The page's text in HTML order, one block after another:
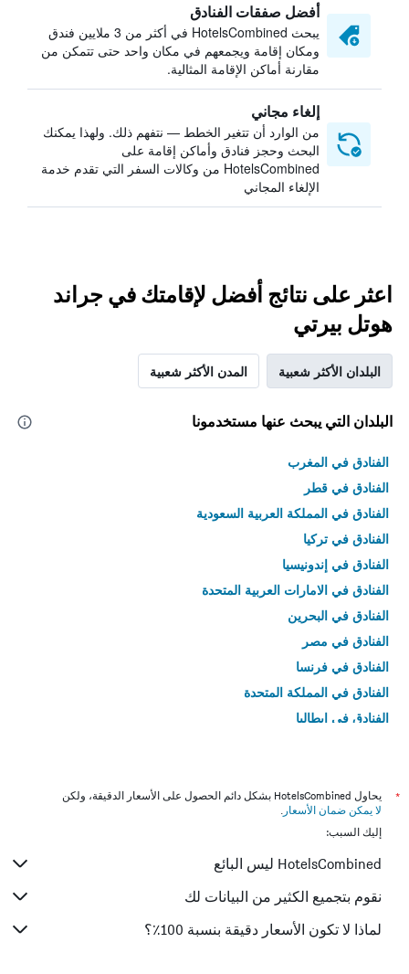
أفضل صفقات الفنادق
يبحث HotelsCombined في أكثر من 3 ملايين فندق
ومكان إقامة ويجمعهم في مكان واحد حتى تتمكن من
مقارنة أماكن الإقامة المثالية.
إلغاء مجاني
من الوارد أن تتغير الخطط — نتفهم ذلك. ولهذا يمكنك
البحث وحجز فنادق وأماكن إقامة على
HotelsCombined من وكالات السفر التي تقدم خدمة
الإلغاء المجاني
اعثر على نتائج أفضل لإقامتك في جراند
هوتل بيرتي
البلدان الأكثر شعبية المدن الأكثر شعبية
البلدان التي يبحث عنها مستخدمونا
الفنادق في المغرب
الفنادق في قطر
الفنادق في المملكة العربية السعودية
الفنادق في تركيا
الفنادق في إندونيسيا
الفنادق في الامارات العربية المتحدة
الفنادق في البحرين
الفنادق في مصر
الفنادق في فرنسا
الفنادق في المملكة المتحدة
الفنادق في إيطاليا
*
يحاول HotelsCombined بشكل دائم الحصول على الأسعار الدقيقة، ولكن
لا يمكن ضمان الأسعار .
إليك السبب:
HotelsCombined ليس البائع
نقوم بتجميع الكثير من البيانات لك
لماذا لا تكون الأسعار دقيقة بنسبة 100٪؟